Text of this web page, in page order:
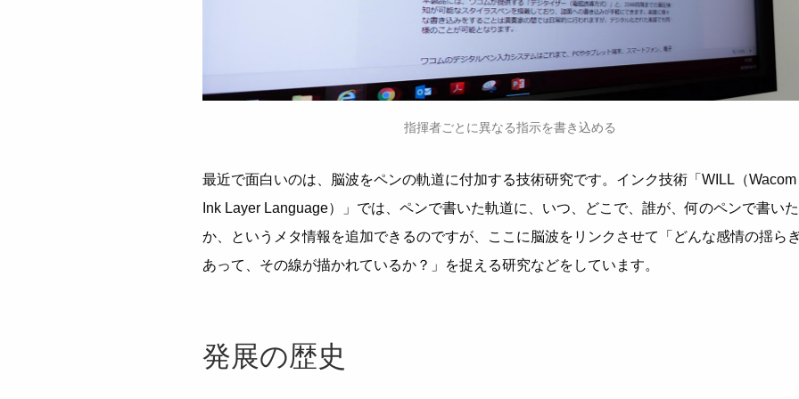
指揮者ごとに異なる指示を書き込める
最近で面白いのは、脳波をペンの軌道に付加する技術研究です。インク技術「WILL（Wacom
Ink Layer Language）」では、ペンで書いた軌道に、いつ、どこで、誰が、何のペンで書いた
か、というメタ情報を追加できるのですが、ここに脳波をリンクさせて「どんな感情の揺ら
あって、その線が描かれているか？」を捉える研究などをしています。
発展の歴史